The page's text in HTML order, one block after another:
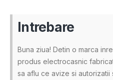
Intrebare
Buna ziua! Detin o marca
produs electrocasnic
sa aflu ce avize si